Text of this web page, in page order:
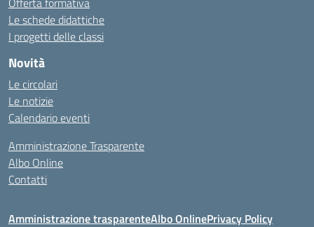
Le schede didattiche
I progetti delle classi
Novità
Le circolari
Le notizie
Calendario eventi
Amministrazione Trasparente
Albo Online
Contatti
Amministrazione trasparenteAlbo OnlinePrivacy Policy